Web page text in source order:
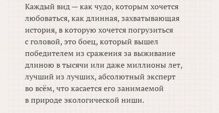
Каждый вид — как чудо, которым хочется
любоваться, как длинная, захватывающая
история, в которую хочется погрузиться
с головой, это боец, который вышел
победителем из сражения за выживание
длиною в тысячи или даже миллионы лет,
лучший из лучших, абсолютный эксперт
во всём, что касается его занимаемой
в природе экологической ниши.